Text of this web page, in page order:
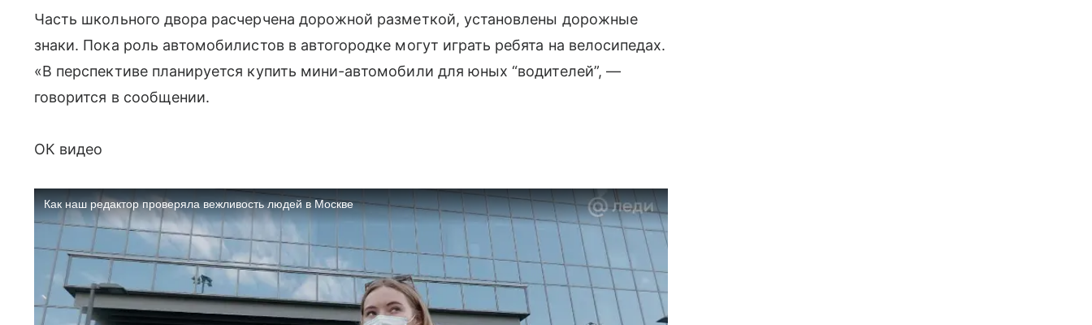
Часть школьного двора расчерчена дорожной разметкой, установлены дорожные
знаки. Пока роль автомобилистов в автогородке могут играть ребята на велосипедах.
«В перспективе планируется купить мини-автомобили для юных “водителей”, —
говорится в сообщении.
ОК видео